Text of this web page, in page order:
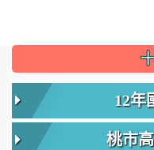
:::
12年
桃市